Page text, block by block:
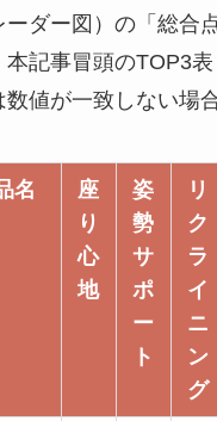
ーダー図）の「総合
本記事冒頭のTOP3
値が一致しない場
名
座
り
心
地
姿
勢
サ
ポ
ー
ト
リ
ク
ラ
イ
ニ
ン
グ